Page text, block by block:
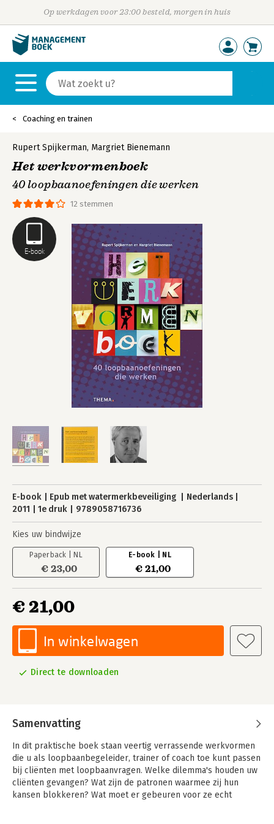
Op werkdagen voor 23:00 besteld, morgen in huis
Coaching en trainen
E-book
12 stemmen
Rupert Spijkerman, Margriet Bienemann
Het werkvormenboek
40 loopbaanoefeningen die werken
E-book Epub met watermerkbeveiliging
Nederlands
2011
1e druk 9789058716736
Kies uw bindwijze
Paperback | NL
€ 23,00
E-book | NL
€ 21,00
€ 21,00
In winkelwagen
Direct te downloaden
Samenvatting
In dit praktische boek staan veertig verrassende werkvormen
die u als loopbaanbegeleider, trainer of coach toe kunt passen
bij cliënten met loopbaanvragen. Welke dilemma's houden uw
cliënten gevangen? Wat zijn de patronen waarmee zij hun
kansen blokkeren? Wat moet er gebeuren voor ze echt